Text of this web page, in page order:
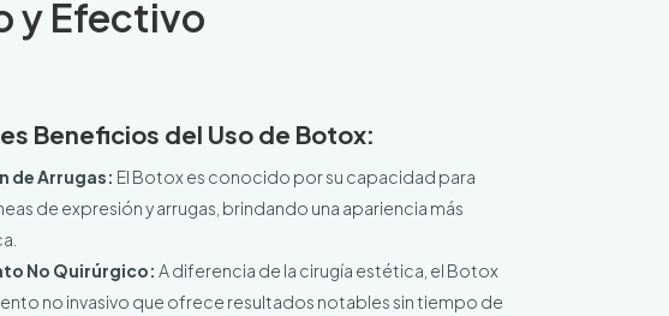
y Efectivo
Beneficios del Uso de Botox:
de Arrugas: El Botox es conocido por su capacidad para
de expresión y arrugas, brindando una apariencia más
No Quirúrgico: A diferencia de la cirugía estética, el Botox
no invasivo que ofrece resultados notables sin tiempo de